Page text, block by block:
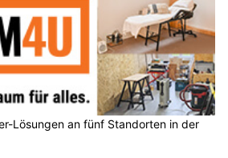
Lösungen an fünf Standorten in der